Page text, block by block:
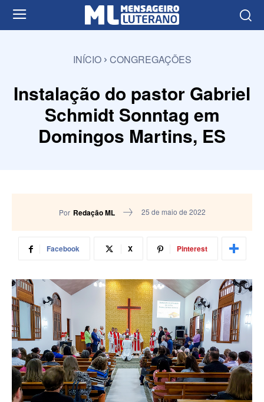
INÍCIO CONGREGAÇÕES
Instalação do pastor Gabriel
Schmidt Sonntag em
Domingos Martins, ES
Por Redação ML 25 de maio de 2022
Facebook X Pinterest